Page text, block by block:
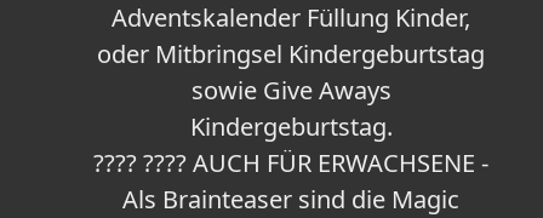
Adventskalender Füllung Kinder,
oder Mitbringsel Kindergeburtstag
sowie Give Aways
Kindergeburtstag.
???? ???? AUCH FÜR ERWACHSENE -
Als Brainteaser sind die Magic